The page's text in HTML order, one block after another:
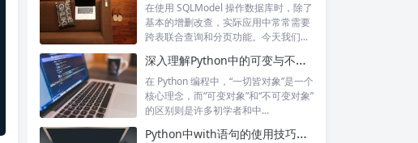
在使用 SQLModel 操作数据库时，除了
基本的增删改查，实际应用中常常需要
跨表联合查询和分页功能。今天我们...
深入理解Python中的可变与不可变对象
在 Python 编程中，“一切皆对象”是一个
核心理念，而“可变对象”和“不可变对象”
的区别则是许多初学者和中...
Python中with语句的使用技巧与上下文管理器原理解析